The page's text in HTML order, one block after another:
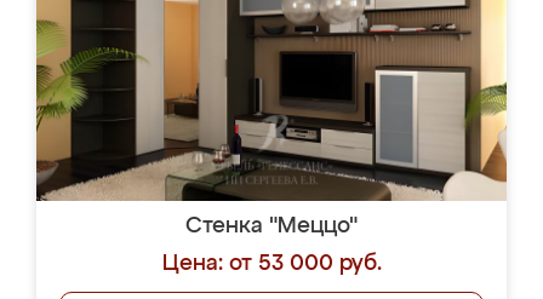
Стенка "Меццо"
Цена: от 53 000 руб.